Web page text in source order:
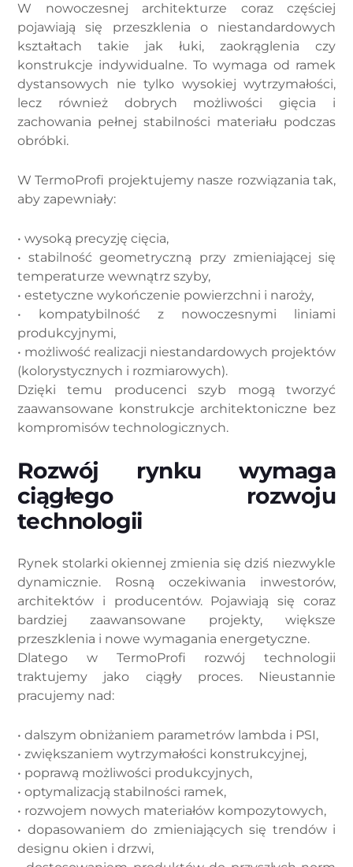
W nowoczesnej architekturze coraz częściej
pojawiają się przeszklenia o niestandardowych
kształtach takie jak łuki, zaokrąglenia czy
konstrukcje indywidualne. To wymaga od ramek
dystansowych nie tylko wysokiej wytrzymałości,
lecz również dobrych możliwości gięcia i
zachowania pełnej stabilności materiału podczas
obróbki.
W TermoProfi projektujemy nasze rozwiązania tak,
aby zapewniały:
• wysoką precyzję cięcia,
• stabilność geometryczną przy zmieniającej się
temperaturze wewnątrz szyby,
• estetyczne wykończenie powierzchni i naroży,
• kompatybilność z nowoczesnymi liniami
produkcyjnymi,
• możliwość realizacji niestandardowych projektów
(kolorystycznych i rozmiarowych).
Dzięki temu producenci szyb mogą tworzyć
zaawansowane konstrukcje architektoniczne bez
kompromisów technologicznych.
Rozwój rynku wymaga
ciągłego rozwoju
technologii
Rynek stolarki okiennej zmienia się dziś niezwykle
dynamicznie. Rosną oczekiwania inwestorów,
architektów i producentów. Pojawiają się coraz
bardziej zaawansowane projekty, większe
przeszklenia i nowe wymagania energetyczne.
Dlatego w TermoProfi rozwój technologii
traktujemy jako ciągły proces. Nieustannie
pracujemy nad:
• dalszym obniżaniem parametrów lambda i PSI,
• zwiększaniem wytrzymałości konstrukcyjnej,
• poprawą możliwości produkcyjnych,
• optymalizacją stabilności ramek,
• rozwojem nowych materiałów kompozytowych,
• dopasowaniem do zmieniających się trendów i
designu okien i drzwi,